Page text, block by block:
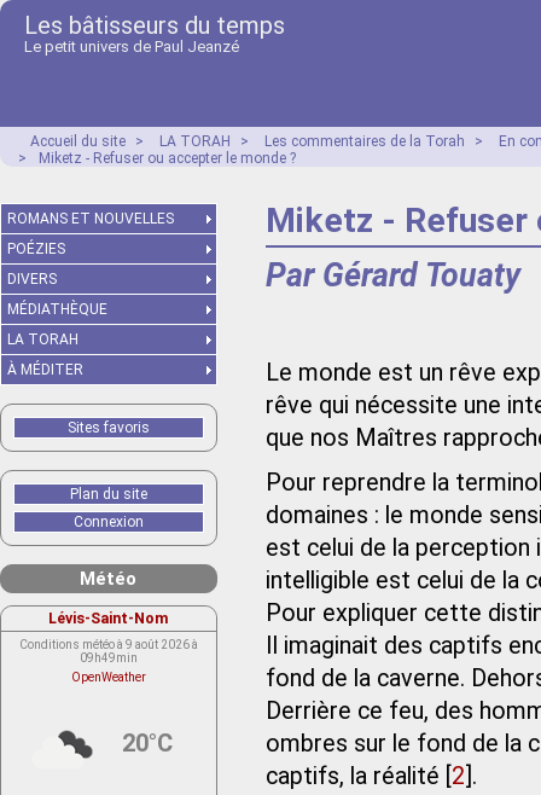
Les bâtisseurs du temps
Le petit univers de Paul Jeanzé
Accueil du site > LA TORAH > Les commentaires de la Torah >
En
>
Miketz - Refuser ou accepter le monde ?
Miketz - Refuser
Par Gérard Touaty
Le monde est un rêve
rêve qui nécessite une
que nos Maîtres
Pour reprendre la
domaines : le monde
est celui de la perception
intelligible est celui de la
Pour expliquer cette
Il imaginait des captifs
fond de la caverne.
Derrière ce feu, des
ombres sur le fond de la
captifs, la réalité 2 .
ROMANS ET NOUVELLES
POÉZIES
DIVERS
MÉDIATHÈQUE
LA TORAH
À MÉDITER
Sites favoris
Plan du site
Connexion
Météo
Lévis-Saint-Nom
Conditions météo à 9 août 2026 à
09h49min
OpenWeather
20°C